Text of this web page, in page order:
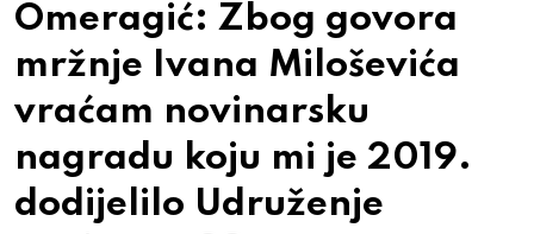
Impressum
Omeragić: Zbog govora
mržnje Ivana Miloševića
vraćam novinarsku
nagradu koju mi je 2019.
dodijelilo Udruženje